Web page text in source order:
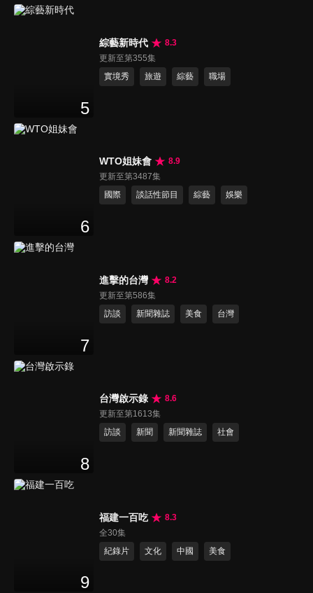
5
綜藝新時代
8.3
更新至第355集
實境秀
旅遊 綜藝 職場
6
WTO姐妹會
8.9
更新至第3487集
國際
談話性節目 綜藝 娛樂
7
進擊的台灣
8.2
更新至第586集
訪談
新聞雜誌 美食 台灣
8
台灣啟示錄
8.6
更新至第1613集
訪談
新聞 新聞雜誌 社會
9
福建一百吃
8.3
全30集
紀錄片
文化 中國 美食